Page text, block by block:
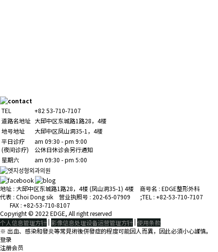
TEL
+82 53-710-7107
道路名地址 大邱中区东城路1路28，4楼
地号地址
大邱中区凤山洞35-1，4楼
平日诊疗
(夜间诊疗)
am 09:30 - pm 9:00
公休日休诊会另行通知
星期六
am 09:30 - pm 5:00
地址 : 大邱中区东城路1路28，4楼 (凤山洞35-1) 4楼
商号名 : EDGE整形外科
代表 : Choi Dong sik 营业执照号 : 202-65-07909
;TEL : +82-53-710-7107
ㅤ FAX : +82-53-710-8107
Copyright © 2022 EDGE, All right reserved
个人信息管理方针| 影像信息处理设备运营管理方针| 使用条款
※ 出血、感染和發炎等常見術後併發症的程度可能因人而異，因此必須小心謹慎。
登录
注册会员